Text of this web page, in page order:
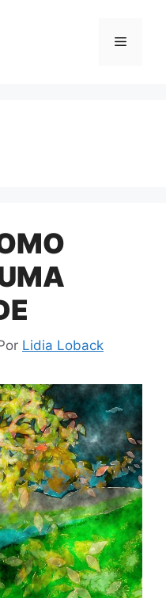
Menu
Lidia Loback